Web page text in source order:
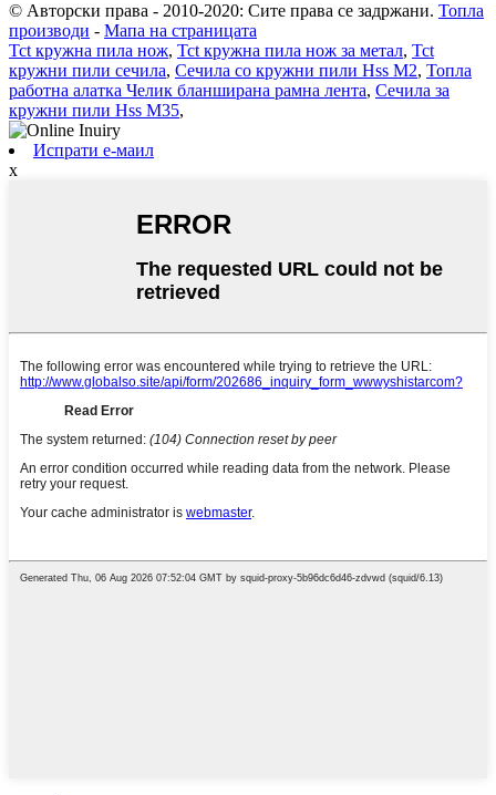
© Авторски права - 2010-2020: Сите права се задржани. Топла
производи - Мапа на страницата
Tct кружна пила нож, Tct кружна пила нож за метал, Tct
кружни пили сечила, Сечила со кружни пили Hss M2, Топла
работна алатка Челик бланширана рамна лента, Сечила за
кружни пили Hss M35,
Испрати е-маил
x